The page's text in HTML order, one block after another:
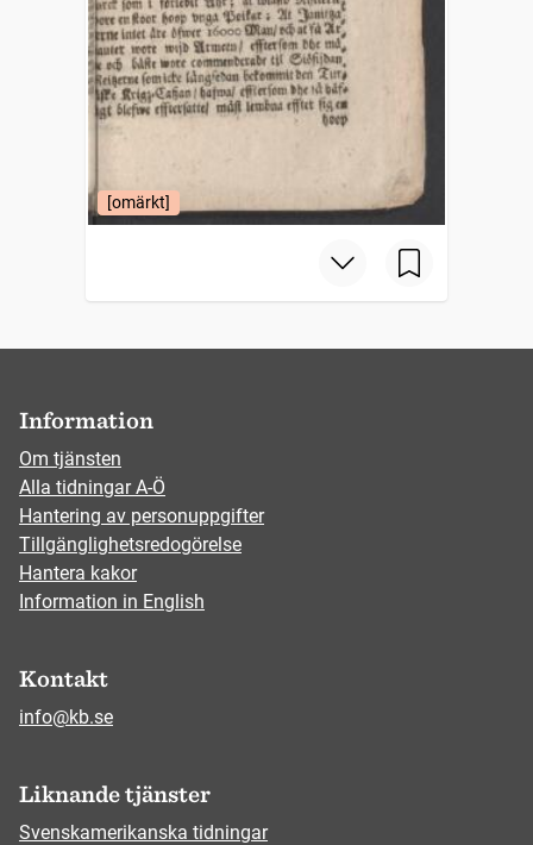
[omärkt]
Information
Om tjänsten
Alla tidningar A-Ö
Hantering av personuppgifter
Tillgänglighetsredogörelse
Hantera kakor
Information in English
Kontakt
info@kb.se
Liknande tjänster
Svenskamerikanska tidningar